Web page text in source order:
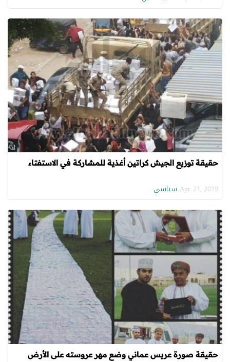
حقيقة توزيع الجيش كراتين أغذية للمشاركة في الاستفتاء
Apr. 21, 2019 سياسي
حقيقة صورة عريس عماني وضع مهر عروسته على الأرض